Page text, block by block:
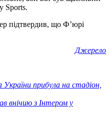
Sports.
підтвердив, що Ф’юрі
Джерело
прибула на стадіон,
внічию з Інтером у